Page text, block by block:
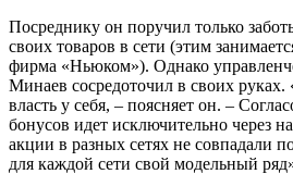
Посреднику он поручил только
своих товаров в сети (этим
фирма «Ньюком»). Однако
Минаев сосредоточил в своих
власть у себя, – поясняет он. –
бонусов идет исключительно через
акции в разных сетях не совпадали
для каждой сети свой модельный